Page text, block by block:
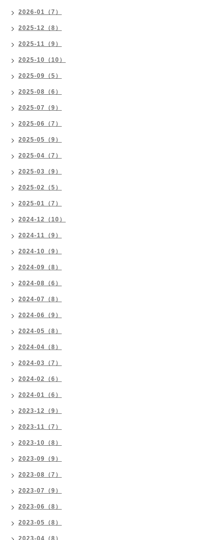
2026-01（7）
2025-12（8）
2025-11（9）
2025-10（10）
2025-09（5）
2025-08（6）
2025-07（9）
2025-06（7）
2025-05（9）
2025-04（7）
2025-03（9）
2025-02（5）
2025-01（7）
2024-12（10）
2024-11（9）
2024-10（9）
2024-09（8）
2024-08（6）
2024-07（8）
2024-06（9）
2024-05（8）
2024-04（8）
2024-03（7）
2024-02（6）
2024-01（6）
2023-12（9）
2023-11（7）
2023-10（8）
2023-09（9）
2023-08（7）
2023-07（9）
2023-06（8）
2023-05（8）
2023-04（8）